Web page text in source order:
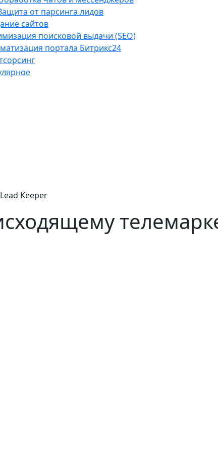
от парсинга лидов
сайтов
поисковой выдачи (SEO)
портала Битрикс24
Keeper